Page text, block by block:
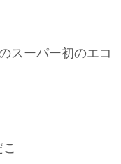
スーパー初のエコ